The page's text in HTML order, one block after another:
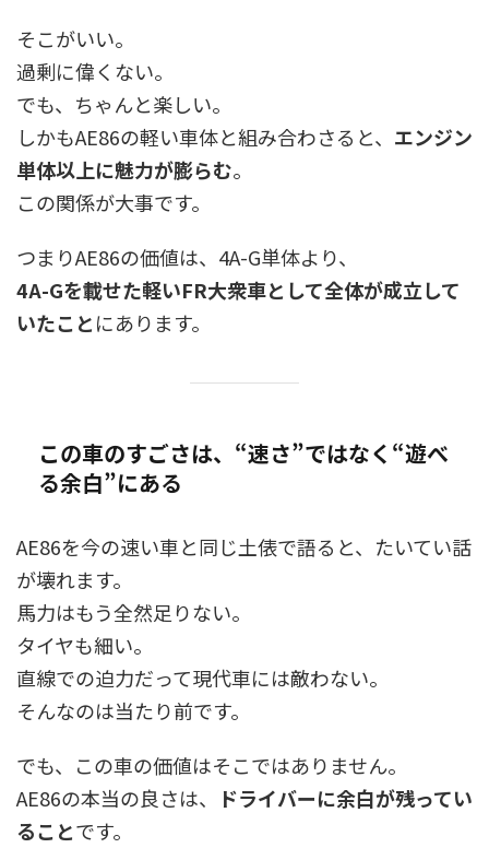
そこがいい。
過剰に偉くない。
でも、ちゃんと楽しい。
しかもAE86の軽い車体と組み合わさると、 エンジン
単体以上に魅力が膨らむ。
この関係が大事です。
つまりAE86の価値は、4A-G単体より、
4A-Gを載せた軽いFR大衆車として全体が成立して
いたことにあります。
この車のすごさは、“速さ”ではなく“遊べ
る余白”にある
AE86を今の速い車と同じ土俵で語ると、たいてい話
が壊れます。
馬力はもう全然足りない。
タイヤも細い。
直線での迫力だって現代車には敵わない。
そんなのは当たり前です。
でも、この車の価値はそこではありません。
AE86の本当の良さは、
ドライバーに余白が残ってい
ることです。